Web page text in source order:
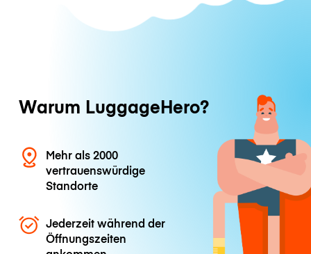
Warum LuggageHero?
Mehr als 2000
vertrauenswürdige
Standorte
Jederzeit während der
Öffnungszeiten